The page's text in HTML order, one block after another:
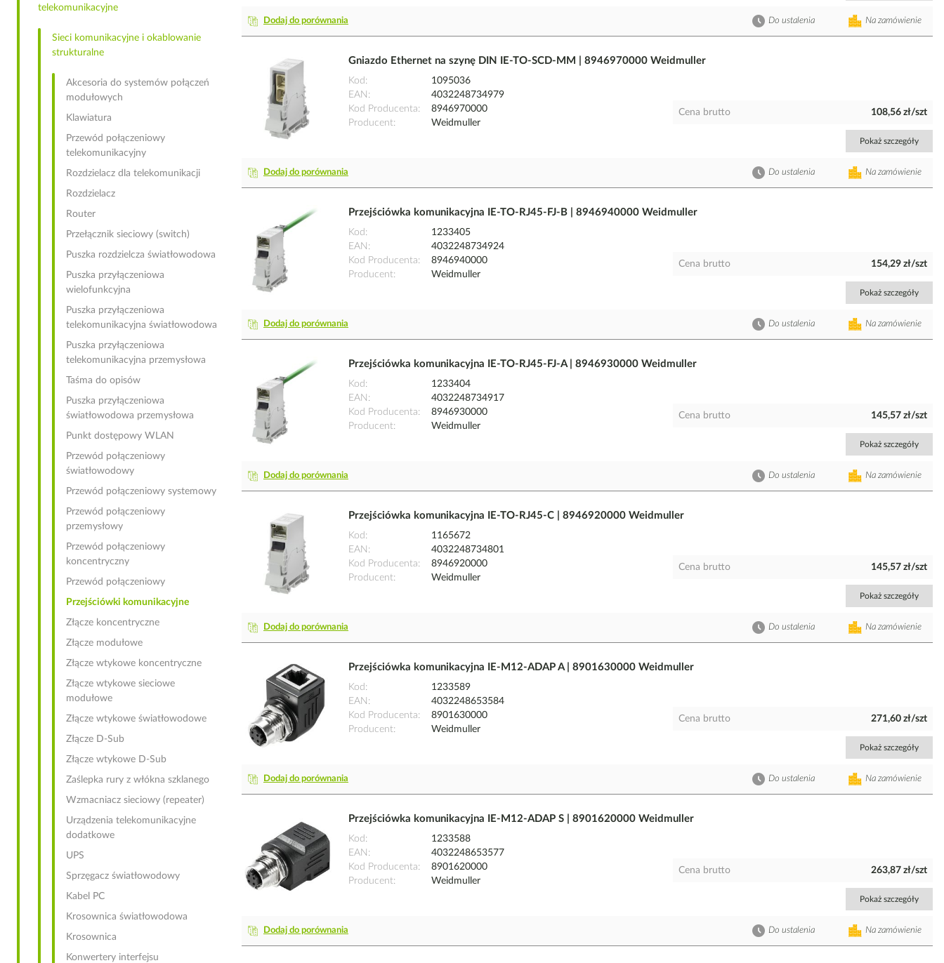
Dodaj do porównania Na zamówienie
Do ustalenia
Gniazdo Ethernet na szynę DIN IE-TO-SCD-MM | 8946970000 Weidmuller
Kod
1095036
EAN
4032248734979
Kod Producenta
8946970000
Producent
Weidmuller
Cena brutto 108,56 zł/szt
Pokaż szczegóły
Dodaj do porównania Na zamówienie
Do ustalenia
Przejściówka komunikacyjna IE-TO-RJ45-FJ-B | 8946940000 Weidmuller
Kod
1233405
EAN
4032248734924
Kod Producenta
8946940000
Producent
Weidmuller
Cena brutto 154,29 zł/szt
Pokaż szczegóły
Dodaj do porównania Na zamówienie
Do ustalenia
Przejściówka komunikacyjna IE-TO-RJ45-FJ-A | 8946930000 Weidmuller
Kod
1233404
EAN
4032248734917
Kod Producenta
8946930000
Producent
Weidmuller
Cena brutto 145,57 zł/szt
Pokaż szczegóły
Dodaj do porównania Na zamówienie
Do ustalenia
Przejściówka komunikacyjna IE-TO-RJ45-C | 8946920000 Weidmuller
Kod
1165672
EAN
4032248734801
Kod Producenta
8946920000
Producent
Weidmuller
Cena brutto 145,57 zł/szt
Pokaż szczegóły
Dodaj do porównania Na zamówienie
Do ustalenia
Przejściówka komunikacyjna IE-M12-ADAP A | 8901630000 Weidmuller
Kod
1233589
EAN
4032248653584
Kod Producenta
8901630000
Producent
Weidmuller
Cena brutto 271,60 zł/szt
Pokaż szczegóły
Dodaj do porównania Na zamówienie
Do ustalenia
Przejściówka komunikacyjna IE-M12-ADAP S | 8901620000 Weidmuller
Kod
1233588
EAN
4032248653577
Kod Producenta
8901620000
Producent
Weidmuller
Cena brutto 263,87 zł/szt
Pokaż szczegóły
Dodaj do porównania Na zamówienie
Do ustalenia
telekomunikacyjne
Sieci komunikacyjne i okablowanie
strukturalne
Akcesoria do systemów połączeń
modułowych
Klawiatura
Przewód połączeniowy
telekomunikacyjny
Rozdzielacz dla telekomunikacji
Rozdzielacz
Router
Przełącznik sieciowy (switch)
Puszka rozdzielcza światłowodowa
Puszka przyłączeniowa
wielofunkcyjna
Puszka przyłączeniowa
telekomunikacyjna światłowodowa
Puszka przyłączeniowa
telekomunikacyjna przemysłowa
Taśma do opisów
Puszka przyłączeniowa
światłowodowa przemysłowa
Punkt dostępowy WLAN
Przewód połączeniowy
światłowodowy
Przewód połączeniowy systemowy
Przewód połączeniowy
przemysłowy
Przewód połączeniowy
koncentryczny
Przewód połączeniowy
Przejściówki komunikacyjne
Złącze koncentryczne
Złącze modułowe
Złącze wtykowe koncentryczne
Złącze wtykowe sieciowe
modułowe
Złącze wtykowe światłowodowe
Złącze D-Sub
Złącze wtykowe D-Sub
Zaślepka rury z włókna szklanego
Wzmacniacz sieciowy (repeater)
Urządzenia telekomunikacyjne
dodatkowe
UPS
Sprzęgacz światłowodowy
Kabel PC
Krosownica światłowodowa
Krosownica
Konwertery interfejsu